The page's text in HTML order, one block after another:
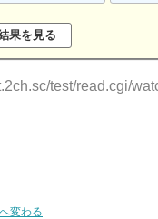
test/read.cgi/
変わる